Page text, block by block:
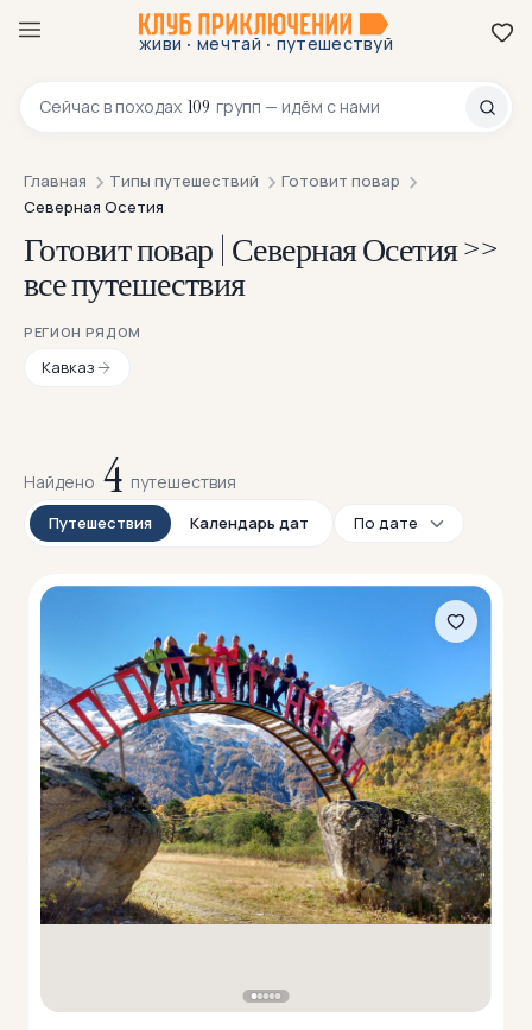
живи · мечтай · путешествуй
Сейчас в походах 109 групп — идём с нами
8 800 200-70-23
Главная Типы путешествий
Готовит повар
Северная Осетия
Готовит повар | Северная Осетия >>
все путешествия
РЕГИОН РЯДОМ
Кавказ
Найдено 4 путешествия
Путешествия Календарь дат